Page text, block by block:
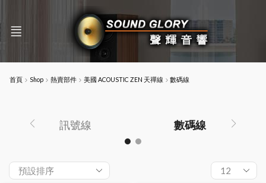
首頁 Shop 熱賣部件 美國 ACOUSTIC ZEN 天禪線 數碼線
訊號線 數碼線